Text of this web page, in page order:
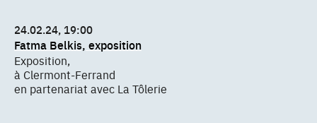
24.02.24, 19:00
Fatma Belkis, exposition
Exposition,
à Clermont-Ferrand
en partenariat avec La Tôlerie